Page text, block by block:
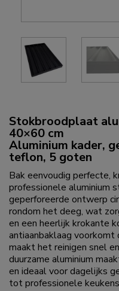
Stokbroodplaat
40×60 cm
Aluminium kader,
teflon, 5 goten
Bak eenvoudig perfecte,
professionele aluminium
geperforeerde ontwerp
rondom het deeg, wat
en een heerlijk krokante
antiaanbaklaag
maakt het reinigen snel
duurzame aluminium
en ideaal voor dagelijks
tot professionele